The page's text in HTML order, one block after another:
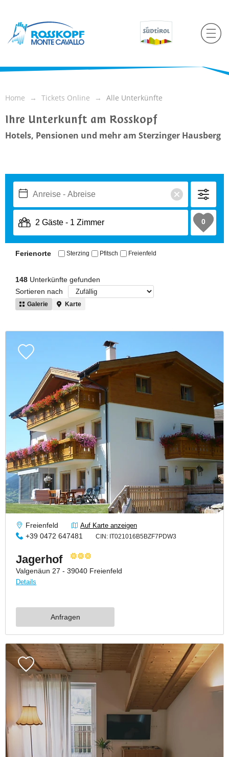
Home Tickets Online Alle Unterkünfte
Ihre Unterkunft am Rosskopf
Hotels, Pensionen und mehr am Sterzinger Hausberg